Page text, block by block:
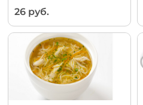
26 руб.